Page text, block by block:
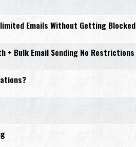
Emails Without Getting Blocked
+ Bulk Email Sending No Restrictions